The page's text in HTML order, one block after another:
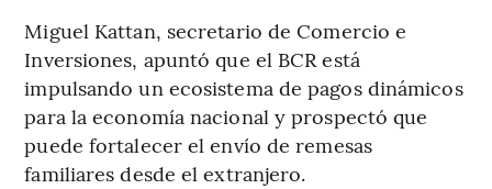
Miguel Kattan, secretario de Comercio e
Inversiones, apuntó que el BCR está
impulsando un ecosistema de pagos dinámicos
para la economía nacional y prospectó que
puede fortalecer el envío de remesas
familiares desde el extranjero.